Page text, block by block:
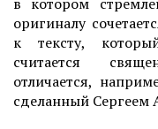
оригиналу
к тексту,
считается
отличается,
сделанный Сергеем